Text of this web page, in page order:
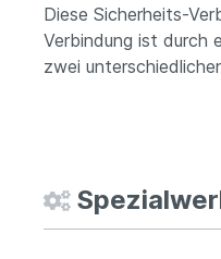
Diese Sicherheits-
Verbindung ist durch
zwei